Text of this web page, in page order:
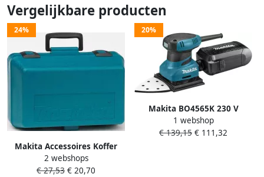
Vergelijkbare producten
24%
Makita Accessoires Koffer
voor BO4565 824806-0
2 webshops
€ 27,53 € 20,70
20%
Makita BO4565K 230 V
Handpalm
vlakschuurmachine | Mtools
1 webshop
€ 139,15 € 111,32